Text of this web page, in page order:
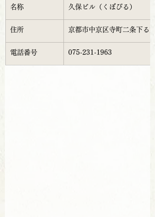
名称 久保ビル （くぼびる）
住所 京都市中京区 寺町二条下る
電話番号 075-231-1963